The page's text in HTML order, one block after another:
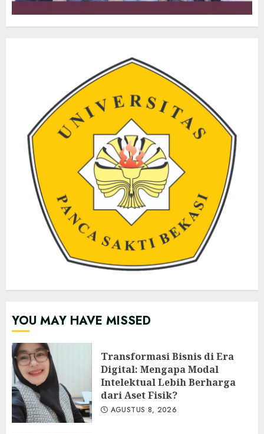
YOU MAY HAVE MISSED
Transformasi Bisnis di Era
Digital: Mengapa Modal
Intelektual Lebih Berharga
dari Aset Fisik?
AGUSTUS 8, 2026